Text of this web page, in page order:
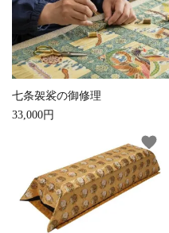
お手入れ用品
七条袈裟の御修理
33,000円
favorite
キーワード